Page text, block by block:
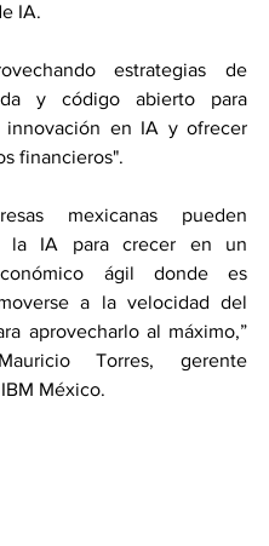
IA.
estrategias de
y código abierto para
innovación en IA y ofrecer
financieros".
mexicanas pueden
la IA para crecer en un
ágil donde es
a la velocidad del
aprovecharlo al máximo,”
Torres, gerente
México.